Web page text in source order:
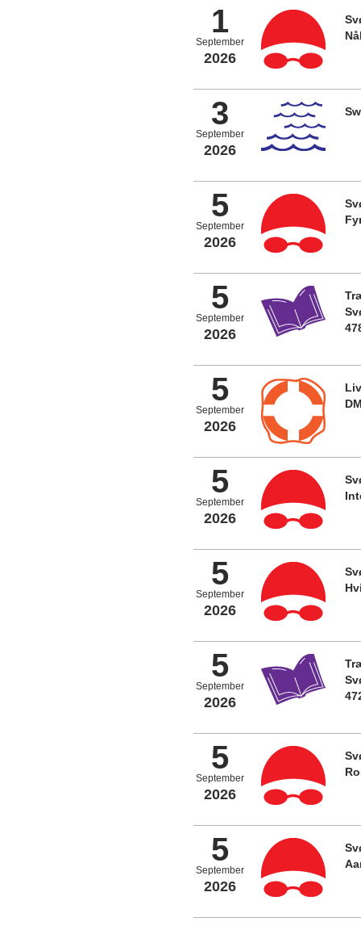
1
September
2026
3
September
2026
5
September
2026
5
September
2026
5
September
2026
5
September
2026
5
September
2026
5
September
2026
5
September
2026
5
September
2026